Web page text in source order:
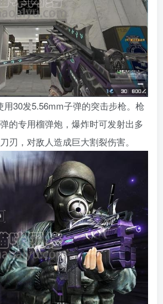
用30发5.56mm子弹的突击步枪。枪
的专用榴弹炮，爆炸时可发射出多
刃，对敌人造成巨大割裂伤害。